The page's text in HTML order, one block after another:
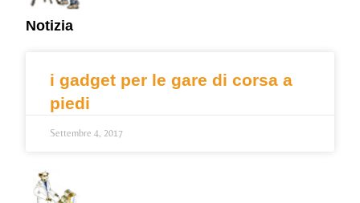
Notizia
i gadget per le gare di corsa a
piedi
Settembre 4, 2017